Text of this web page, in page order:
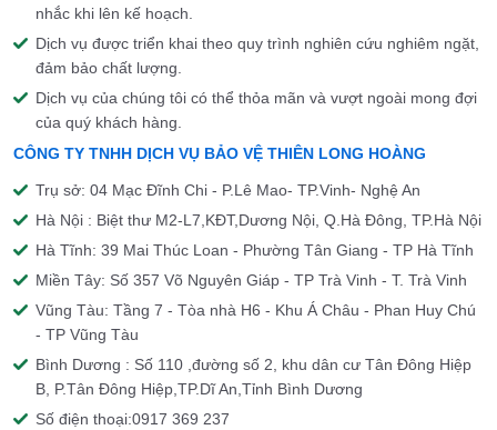
nhắc khi lên kế hoạch.
Dịch vụ được triển khai theo quy trình nghiên cứu nghiêm ngặt,
đảm bảo chất lượng.
Dịch vụ của chúng tôi có thể thỏa mãn và vượt ngoài mong đợi
của quý khách hàng.
CÔNG TY TNHH DỊCH VỤ BẢO VỆ THIÊN LONG HOÀNG
Trụ sở: 04 Mạc Đĩnh Chi - P.Lê Mao- TP.Vinh- Nghệ An
Hà Nội : Biệt thư M2-L7,KĐT,Dương Nội, Q.Hà Đông, TP.Hà Nội
Hà Tĩnh: 39 Mai Thúc Loan - Phường Tân Giang - TP Hà Tĩnh
Miền Tây: Số 357 Võ Nguyên Giáp - TP Trà Vinh - T. Trà Vinh
Vũng Tàu: Tầng 7 - Tòa nhà H6 - Khu Á Châu - Phan Huy Chú
- TP Vũng Tàu
Bình Dương : Số 110 ,đường số 2, khu dân cư Tân Đông Hiệp
B, P.Tân Đông Hiệp,TP.Dĩ An,Tỉnh Bình Dương
Số điện thoại:0917 369 237